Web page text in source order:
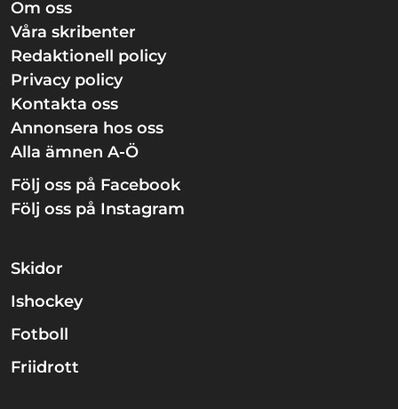
Om oss
Våra skribenter
Redaktionell policy
Privacy policy
Kontakta oss
Annonsera hos oss
Alla ämnen A-Ö
Följ oss på Facebook
Följ oss på Instagram
Skidor
Ishockey
Fotboll
Friidrott